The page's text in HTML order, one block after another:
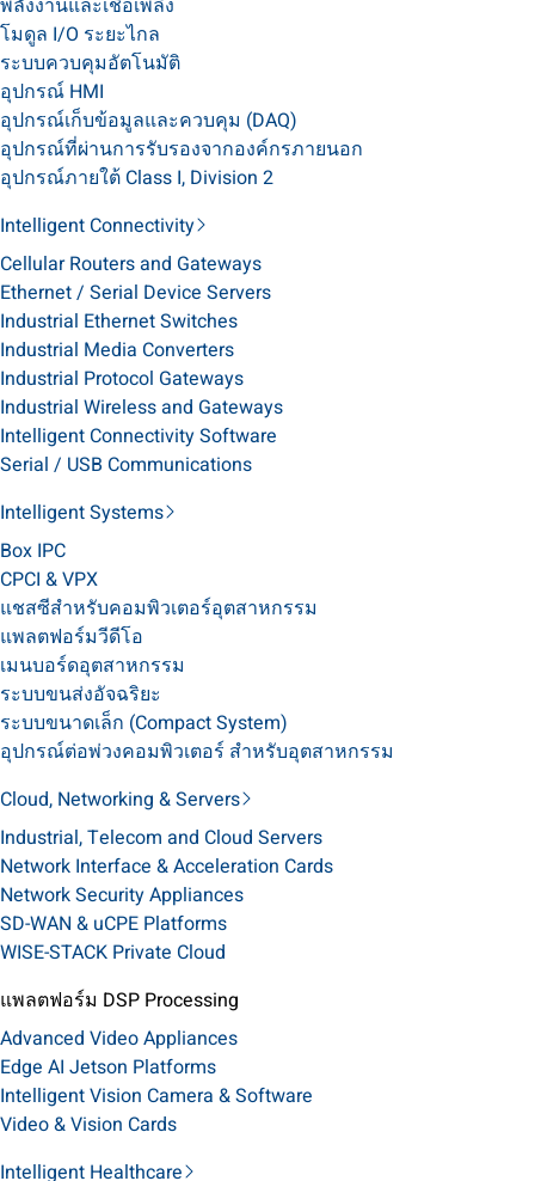
โมดูล I/O ระยะไกล
ระบบควบคุมอัตโนมัติ
อุปกรณ์ HMI
อุปกรณ์เก็บข้อมูลและควบคุม (DAQ)
อุปกรณ์ที่ผ่านการรับรองจากองค์กรภายนอก
อุปกรณ์ภายใต้ Class I, Division 2
Intelligent Connectivity
Cellular Routers and Gateways
Ethernet / Serial Device Servers
Industrial Ethernet Switches
Industrial Media Converters
Industrial Protocol Gateways
Industrial Wireless and Gateways
Intelligent Connectivity Software
Serial / USB Communications
Intelligent Systems
Box IPC
CPCI & VPX
แชสซีสำหรับคอมพิวเตอร์อุตสาหกรรม
แพลตฟอร์มวีดีโอ
เมนบอร์ดอุตสาหกรรม
ระบบขนส่งอัจฉริยะ
ระบบขนาดเล็ก (Compact System)
อุปกรณ์ต่อพ่วงคอมพิวเตอร์ สำหรับอุตสาหกรรม
Cloud, Networking & Servers
Industrial, Telecom and Cloud Servers
Network Interface & Acceleration Cards
Network Security Appliances
SD-WAN & uCPE Platforms
WISE-STACK Private Cloud
แพลตฟอร์ม DSP Processing
Advanced Video Appliances
Edge AI Jetson Platforms
Intelligent Vision Camera & Software
Video & Vision Cards
Intelligent Healthcare